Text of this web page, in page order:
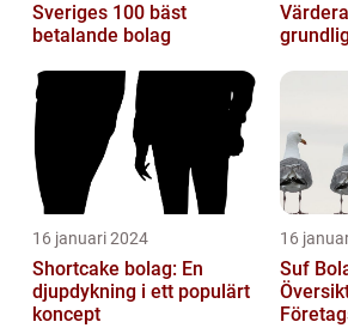
Sveriges 100 bäst
betalande bolag
16 januari 2024
Shortcake bolag: En
djupdykning i ett populärt
koncept
16
Suf